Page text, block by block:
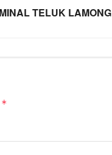
TELUK LAMONG
*